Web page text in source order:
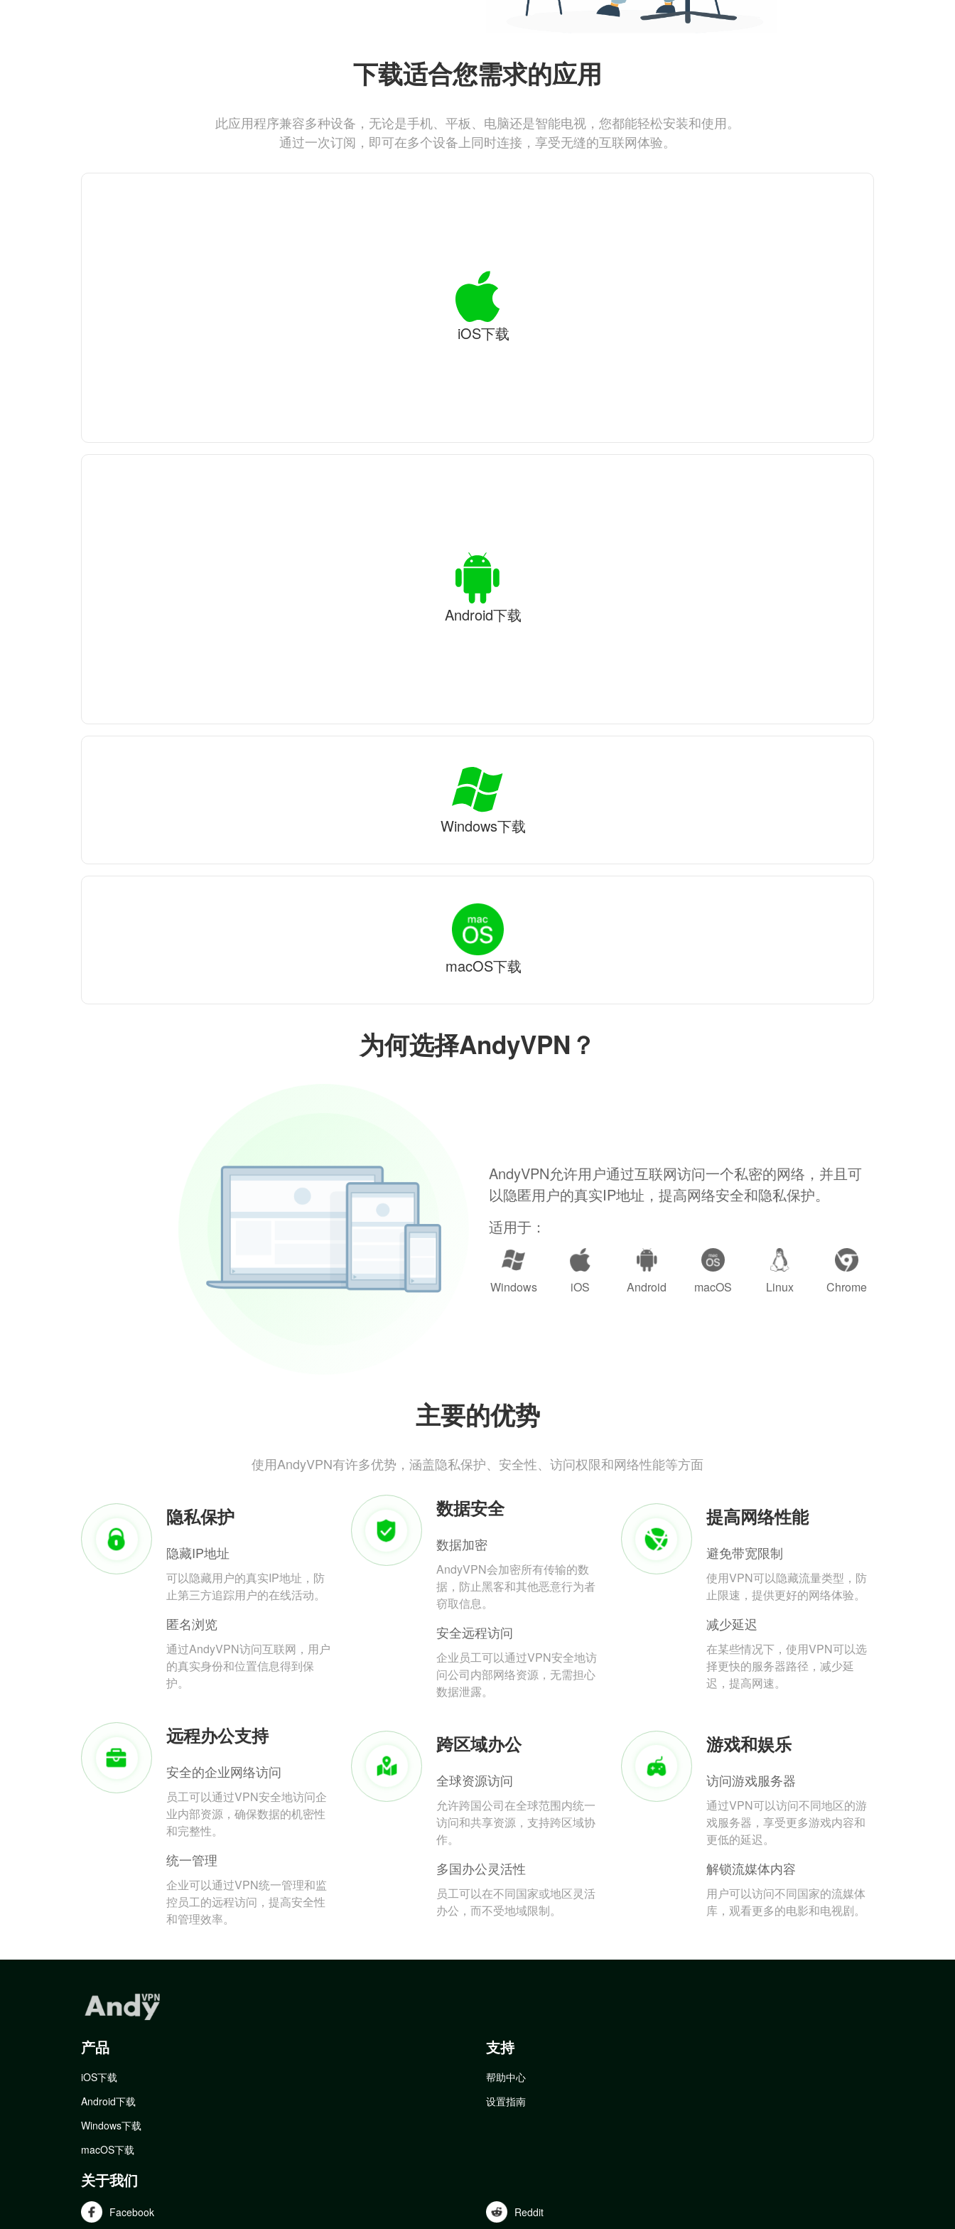
为何选择AndyVPN？
AndyVPN允许用户通过互联网访问一个私密的网络，并且可
以隐匿用户的真实IP地址，提高网络安全和隐私保护。
适用于：
Windows iOS Android macOS Linux Chrome
主要的优势
使用AndyVPN有许多优势，涵盖隐私保护、安全性、访问权限和网络性能等方面
隐私保护
隐藏IP地址
可以隐藏用户的真实IP地址，防
止第三方追踪用户的在线活动。
匿名浏览
通过AndyVPN访问互联网，用户
的真实身份和位置信息得到保
护。
数据安全
数据加密
AndyVPN会加密所有传输的数
据，防止黑客和其他恶意行为者
窃取信息。
安全远程访问
企业员工可以通过VPN安全地访
问公司内部网络资源，无需担心
数据泄露。
提高网络性能
避免带宽限制
使用VPN可以隐藏流量类型，防
止限速，提供更好的网络体验。
减少延迟
在某些情况下，使用VPN可以选
择更快的服务器路径，减少延
迟，提高网速。
远程办公支持
安全的企业网络访问
员工可以通过VPN安全地访问企
业内部资源，确保数据的机密性
和完整性。
统一管理
企业可以通过VPN统一管理和监
控员工的远程访问，提高安全性
和管理效率。
跨区域办公
全球资源访问
允许跨国公司在全球范围内统一
访问和共享资源，支持跨区域协
作。
多国办公灵活性
员工可以在不同国家或地区灵活
办公，而不受地域限制。
游戏和娱乐
访问游戏服务器
通过VPN可以访问不同地区的游
戏服务器，享受更多游戏内容和
更低的延迟。
解锁流媒体内容
用户可以访问不同国家的流媒体
库，观看更多的电影和电视剧。
下载适合您需求的应用
此应用程序兼容多种设备，无论是手机、平板、电脑还是智能电视，您都能轻松安装和使用。
通过一次订阅，即可在多个设备上同时连接，享受无缝的互联网体验。
iOS下载
Android下载
Windows下载
macOS下载
产品
iOS下载
Android下载
Windows下载
macOS下载
支持
帮助中心
设置指南
关于我们
Facebook Reddit